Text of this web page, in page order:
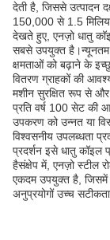
देती है, जिससे उत्पादन
150,000 से 1.5
देखते हुए, एनज़ो धातु
सबसे उपयुक्त है।न्यूनतम
क्षमताओं को बढ़ाने के
वितरण ग्राहकों की
मशीन सुरक्षित रूप से और
प्रति वर्ष 100 सेट की
उपकरण को उन्नत या
विश्वसनीय उपलब्धता
प्रदर्शन इसे धातु कॉइल
हैसंक्षेप में, एनज़ो स्टील
एकदम उपयुक्त है, जिसमें
अनुप्रयोगों उच्च